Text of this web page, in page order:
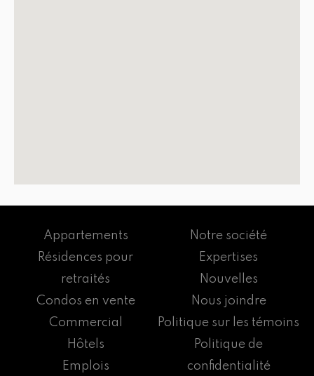
Appartements
Résidences pour
retraités
Condos en vente
Commercial
Hôtels
Emplois
Notre société
Expertises
Nouvelles
Nous joindre
Politique sur les témoins
Politique de
confidentialité